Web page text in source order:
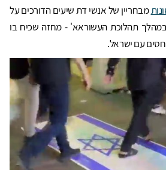
מבחריין של אנשי דת שיעים הדורכים על
תהלוכת העשוראא' - מחזה שכיח בו
עם ישראל.